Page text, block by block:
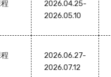
2026.04.25-
2026.05.10
2026.06.27-
2026.07.12